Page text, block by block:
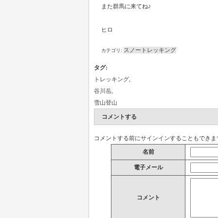
また群馬に来てね♪
ヒロ
カテゴリ: スノートレッキング
タグ:
トレッキング,
谷川岳,
雪山登山
コメントする
コメントする前にサインインすることもできま
名前
電子メール
コメント